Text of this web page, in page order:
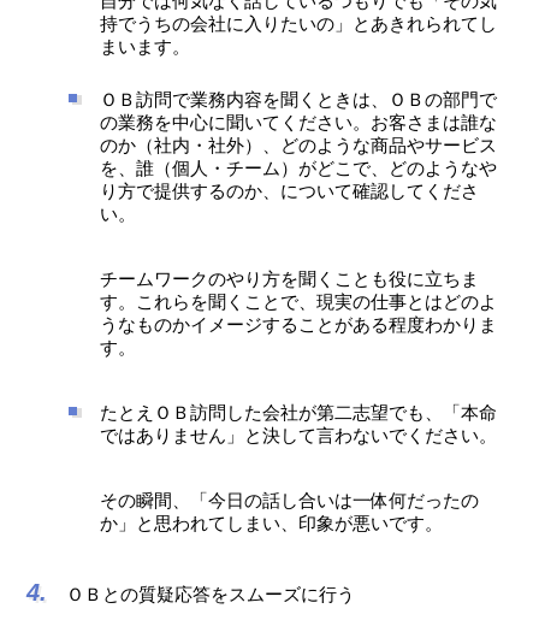
持でうちの会社に入りたいの」とあきれられてし
まいます。
ＯＢ訪問で業務内容を聞くときは、ＯＢの部門で
の業務を中心に聞いてください。お客さまは誰な
のか（社内・社外）、どのような商品やサービス
を、誰（個人・チーム）がどこで、どのようなや
り方で提供するのか、について確認してくださ
い。
チームワークのやり方を聞くことも役に立ちま
す。これらを聞くことで、現実の仕事とはどのよ
うなものかイメージすることがある程度わかりま
す。
たとえＯＢ訪問した会社が第二志望でも、「本命
ではありません」と決して言わないでください。
その瞬間、「今日の話し合いは一体何だったの
か」と思われてしまい、印象が悪いです。
ＯＢとの質疑応答をスムーズに行う